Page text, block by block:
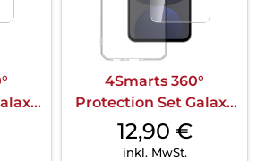
4Smarts 360°
Protection Set Galaxy
A56 Transparent
12,90 €
inkl. MwSt.